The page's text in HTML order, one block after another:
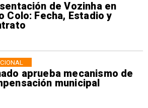
de Vozinha en
Colo: Fecha, Estadio y
aprueba mecanismo de
municipal